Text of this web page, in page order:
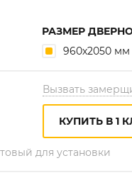
РАЗМЕР
960х2050 мм
Вызвать
КУПИТЬ В 1
для установки